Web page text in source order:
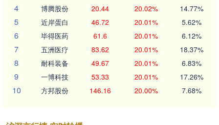
4 博腾股份 20.44 20.02% 14.77%
5 近岸蛋白 46.72 20.01% 5.62%
6 毕得医药 61.6 20.01% 6.12%
7 五洲医疗 83.62 20.01% 18.37%
8 耐科装备 49.67 20.01% 6.83%
9 一博科技 53.33 20.01% 17.26%
10 方邦股份 146.16 20.00% 7.68%